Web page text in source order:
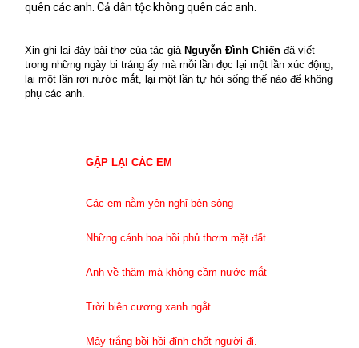
quên các anh. Cả dân tộc không quên các anh.
Xin ghi lại đây bài thơ của tác giả Nguyễn Đình Chiến đã viết
trong những ngày bi tráng ấy mà mỗi lần đọc lại một lần xúc động,
lại một lần rơi nước mắt, lại một lần tự hỏi sống thế nào để không
phụ các anh.
GẶP LẠI CÁC EM
Các em nằm yên nghỉ bên sông
Những cánh hoa hồi phủ thơm mặt đất
Anh về thăm mà không cầm nước mắt
Trời biên cương xanh ngắt
Mây trắng bồi hồi đỉnh chốt người đi.